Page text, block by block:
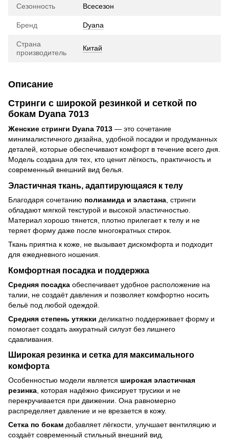
Сезонность Всесезон
Бренд Dyana
Страна
производитель
Китай
Описание
Стринги с широкой резинкой и сеткой по
бокам Dyana 7013
Женские стринги Dyana 7013 — это сочетание
минималистичного дизайна, удобной посадки и продуманных
деталей, которые обеспечивают комфорт в течение всего дня.
Модель создана для тех, кто ценит лёгкость, практичность и
современный внешний вид белья.
Эластичная ткань, адаптирующаяся к телу
Благодаря сочетанию полиамида и эластана , стринги
обладают мягкой текстурой и высокой эластичностью.
Материал хорошо тянется, плотно прилегает к телу и не
теряет форму даже после многократных стирок.
Ткань приятна к коже, не вызывает дискомфорта и подходит
для ежедневного ношения.
Комфортная посадка и поддержка
Средняя посадка обеспечивает удобное расположение на
талии, не создаёт давления и позволяет комфортно носить
бельё под любой одеждой.
Средняя степень утяжки деликатно поддерживает форму и
помогает создать аккуратный силуэт без лишнего
сдавливания.
Широкая резинка и сетка для максимального
комфорта
Особенностью модели является широкая эластичная
резинка, которая надёжно фиксирует трусики и не
перекручивается при движении. Она равномерно
распределяет давление и не врезается в кожу.
Сетка по бокам добавляет лёгкости, улучшает вентиляцию и
создаёт современный стильный внешний вид.